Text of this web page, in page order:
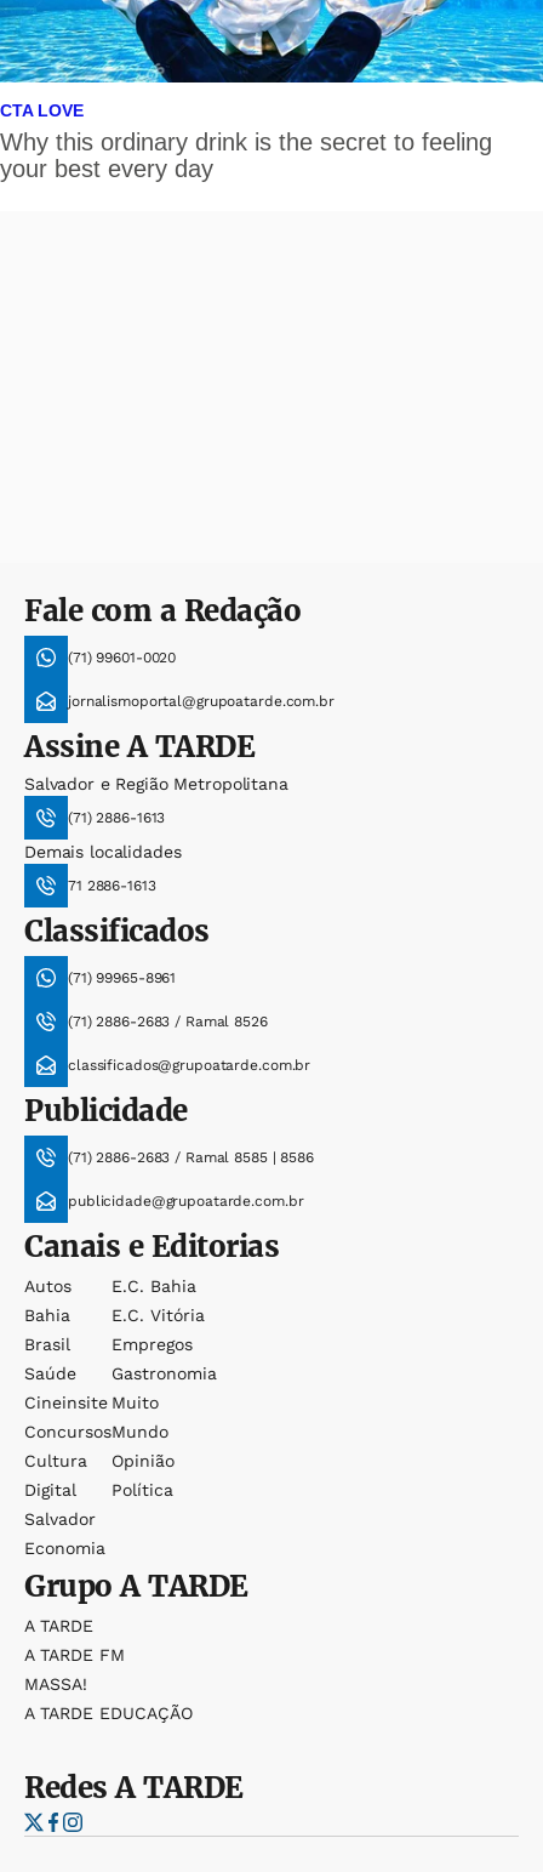
Fale com a Redação
(71) 99601-0020
jornalismoportal@grupoatarde.com.br
AssineA TARDE
Salvador e Região Metropolitana
(71) 2886-1613
Demais localidades
71 2886-1613
Classificados
(71) 99965-8961
(71) 2886-2683 / Ramal 8526
classificados@grupoatarde.com.br
Publicidade
(71) 2886-2683 / Ramal 8585 | 8586
publicidade@grupoatarde.com.br
Canais e Editorias
Autos
Bahia
Brasil
Saúde
Cineinsite
Concursos
Cultura
Digital
Salvador
Economia
E.c. Bahia
E.c. Vitória
Empregos
Gastronomia
Muito
Mundo
Opinião
Política
GrupoA TARDE
A TARDE
A TARDE FM
MASSA!
A TARDE EDUCAÇÃO
RedesA TARDE